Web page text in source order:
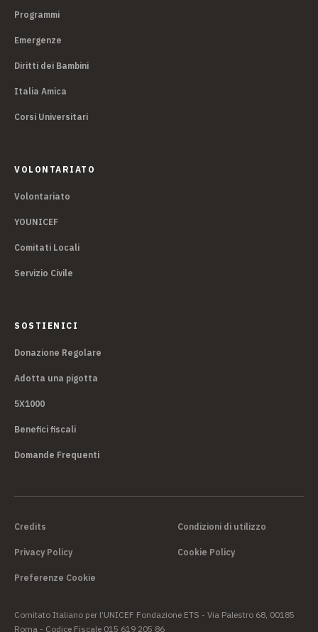
Programmi
Emergenze
Diritti dei Bambini
Italia Amica
Corsi Universitari
VOLONTARIATO
Volontariato
YOUNICEF
Comitati Locali
Servizio Civile
SOSTIENICI
Donazione Regolare
Adotta una pigotta
5X1000
Benefici fiscali
Domande Frequenti
Credits Condizioni di utilizzo
Privacy Policy Cookie Policy
Preferenze Cookie
Comitato Italiano per l’UNICEF Fondazione ETS - Via Palestro 68, 00185
Roma - Codice Fiscale 015 619 205 86